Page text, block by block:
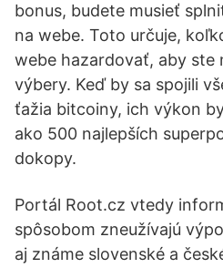
bonus, budete musieť
na webe. Toto určuje,
webe hazardovať, aby ste
výbery. Keď by sa spojili
ťažia bitcoiny, ich výkon
ako 500 najlepších
dokopy.
Portál Root.cz vtedy
spôsobom zneužívajú
aj známe slovenské a